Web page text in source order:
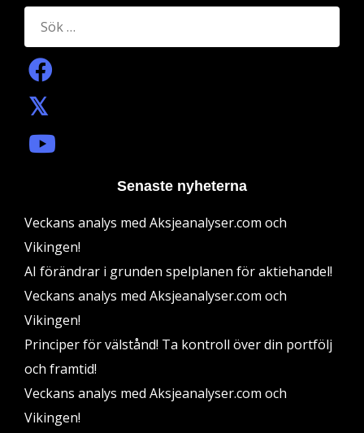
Sök
efter:
Senaste nyheterna
Veckans analys med Aksjeanalyser.com och
Vikingen!
AI förändrar i grunden spelplanen för aktiehandel!
Veckans analys med Aksjeanalyser.com och
Vikingen!
Principer för välstånd! Ta kontroll över din portfölj
och framtid!
Veckans analys med Aksjeanalyser.com och
Vikingen!